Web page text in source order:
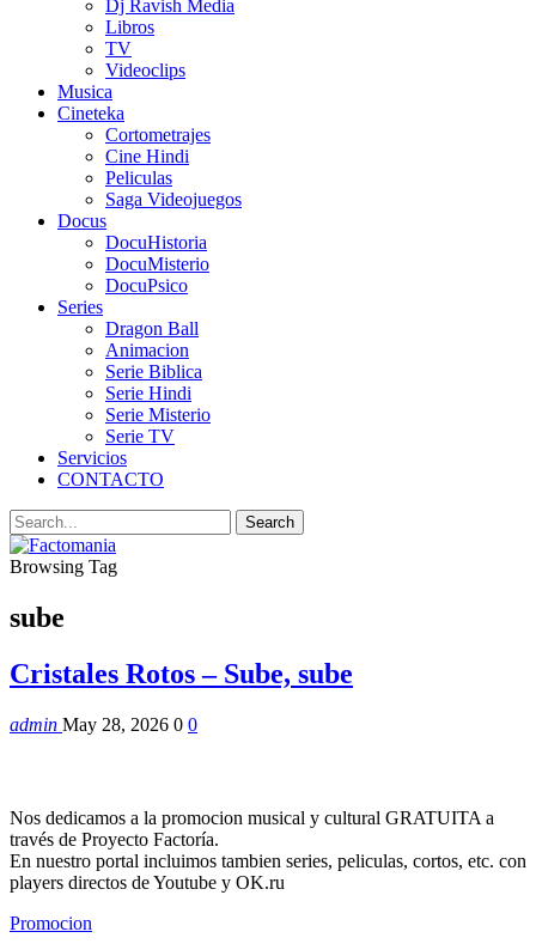
Dj Ravish Media
Libros
TV
Videoclips
Musica
Cineteka
Cortometrajes
Cine Hindi
Peliculas
Saga Videojuegos
Docus
DocuHistoria
DocuMisterio
DocuPsico
Series
Dragon Ball
Animacion
Serie Biblica
Serie Hindi
Serie Misterio
Serie TV
Servicios
CONTACTO
Browsing Tag
sube
Cristales Rotos – Sube, sube
admin May 28, 2026 0 0
Nos dedicamos a la promocion musical y cultural GRATUITA a
través de Proyecto Factoría.
En nuestro portal incluimos tambien series, peliculas, cortos, etc. con
players directos de Youtube y OK.ru
Promocion